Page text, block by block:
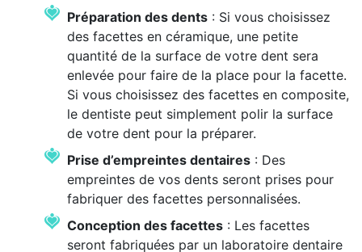
Préparation des dents : Si vous choisissez
des facettes en céramique, une petite
quantité de la surface de votre dent sera
enlevée pour faire de la place pour la facette.
Si vous choisissez des facettes en composite,
le dentiste peut simplement polir la surface
de votre dent pour la préparer.
Prise d’empreintes dentaires : Des
empreintes de vos dents seront prises pour
fabriquer des facettes personnalisées.
Conception des facettes : Les facettes
seront fabriquées par un laboratoire dentaire